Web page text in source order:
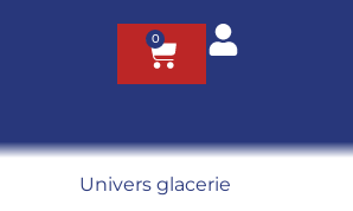
0
Univers glacerie